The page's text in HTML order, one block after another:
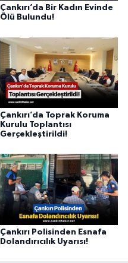
Çankırı’da Bir Kadın Evinde
Ölü Bulundu!
Çankırı’da Toprak Koruma
Kurulu Toplantısı
Gerçekleştirildi!
Çankırı Polisinden Esnafa
Dolandırıcılık Uyarısı!